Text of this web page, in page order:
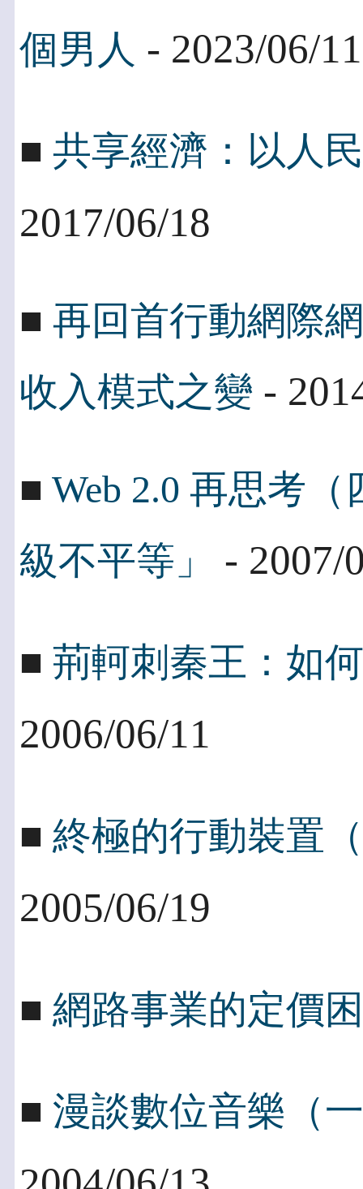
個男人 - 2023/06/11
■ 共享經濟：以人
2017/06/18
■ 再回首行動網際
收入模式之變 -
■ Web 2.0 再思考
級不平等」
- 2007/
■ 荊軻刺秦王：如
2006/06/11
■ 終極的行動裝置
2005/06/19
■ 網路事業的定價
■ 漫談數位音樂（